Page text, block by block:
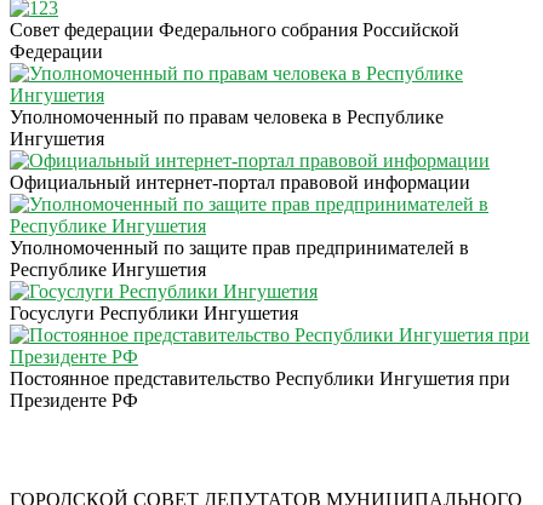
Совет федерации Федерального собрания Российской
Федерации
Уполномоченный по правам человека в Республике
Ингушетия
Официальный интернет-портал правовой информации
Уполномоченный по защите прав предпринимателей в
Республике Ингушетия
Госуслуги Республики Ингушетия
Постоянное представительство Республики Ингушетия при
Президенте РФ
ГОРОДСКОЙ СОВЕТ ДЕПУТАТОВ МУНИЦИПАЛЬНОГО